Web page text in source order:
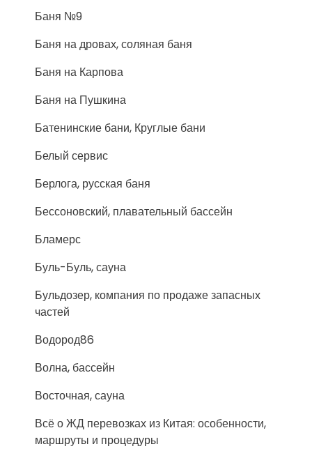
Баня №9
Баня на дровах, соляная баня
Баня на Карпова
Баня на Пушкина
Батенинские бани, Круглые бани
Белый сервис
Берлога, русская баня
Бессоновский, плавательный бассейн
Бламерс
Буль-Буль, сауна
Бульдозер, компания по продаже запасных
частей
Водород86
Волна, бассейн
Восточная, сауна
Всё о ЖД перевозках из Китая: особенности,
маршруты и процедуры